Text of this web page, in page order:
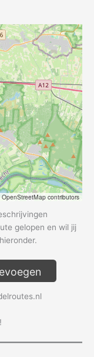
contributors
gelopen en wil jij